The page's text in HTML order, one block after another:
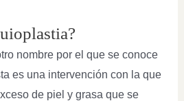
nombre por el que se conoce
es una intervención con la que
de piel y grasa que se